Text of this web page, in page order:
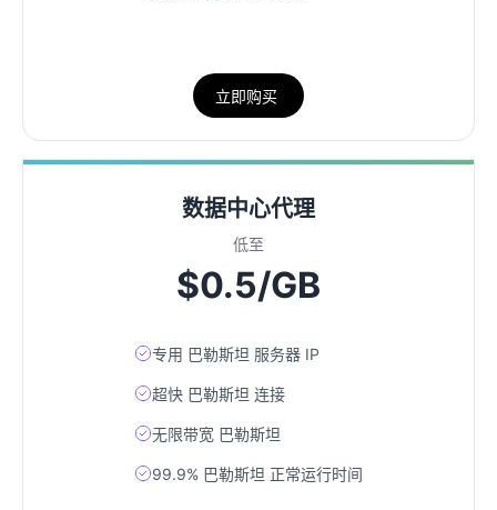
立即购买
数据中心代理
低至
$0.5/GB
专用 巴勒斯坦 服务器 IP
超快 巴勒斯坦 连接
无限带宽 巴勒斯坦
99.9% 巴勒斯坦 正常运行时间